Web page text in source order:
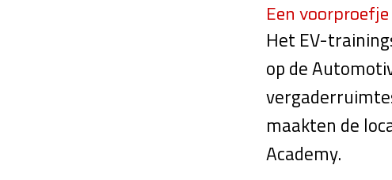
Een
Het EV-
op de
maakten de
Academy.